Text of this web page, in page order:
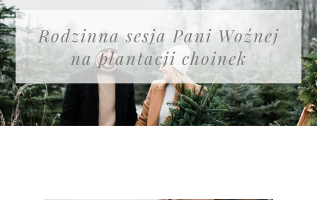
Rodzinna sesja Pani Woźnej
na plantacji choinek